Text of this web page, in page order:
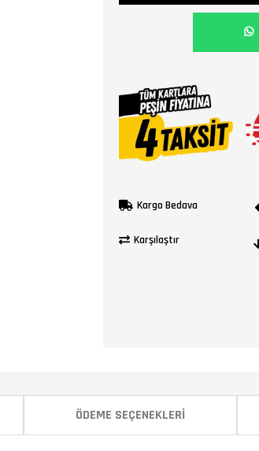
Kargo Bedava
Karşılaştır
ÖDEME SEÇENEKLERI